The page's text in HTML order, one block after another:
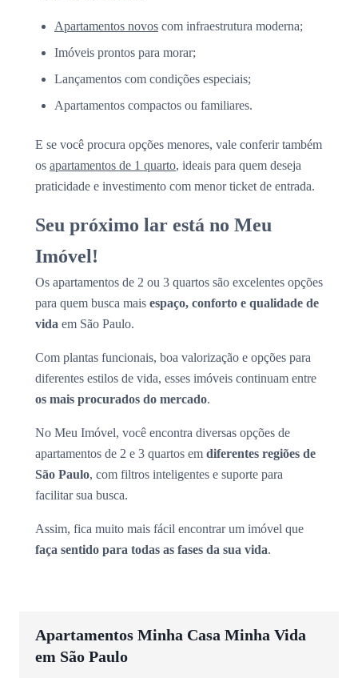
Apartamentos novos com infraestrutura moderna;
Imóveis prontos para morar;
Lançamentos com condições especiais;
Apartamentos compactos ou familiares.
E se você procura opções menores, vale conferir também
os apartamentos de 1 quarto, ideais para quem deseja
praticidade e investimento com menor ticket de entrada.
Seu próximo lar está no Meu
Imóvel!
Os apartamentos de 2 ou 3 quartos são excelentes opções
para quem busca mais espaço, conforto e qualidade de
vida em São Paulo.
Com plantas funcionais, boa valorização e opções para
diferentes estilos de vida, esses imóveis continuam entre
os mais procurados do mercado.
No Meu Imóvel, você encontra diversas opções de
apartamentos de 2 e 3 quartos em diferentes regiões de
São Paulo, com filtros inteligentes e suporte para
facilitar sua busca.
Assim, fica muito mais fácil encontrar um imóvel que
faça sentido para todas as fases da sua vida.
Apartamentos Minha Casa Minha Vida
em São Paulo